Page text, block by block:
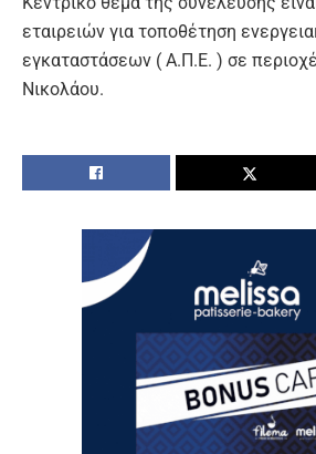
εταιρειών για τοποθέτηση
εγκαταστάσεων ( Α.Π.Ε. ) σε
Νικολάου.